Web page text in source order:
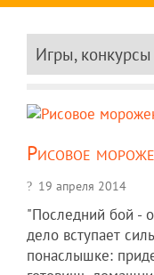
Игры, конкурсы
Рисовое
19 апреля 2014
"Последний бой -
дело вступает
понаслышке: